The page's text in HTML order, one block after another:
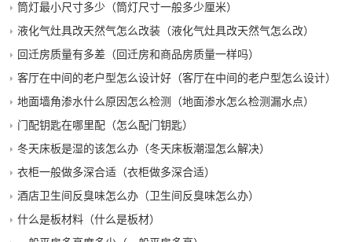
筒灯最小尺寸多少（筒灯尺寸一般多少厘米）
液化气灶具改天然气怎么改装（液化气灶具改天然气怎么改）
回迁房质量有多差（回迁房和商品房质量一样吗）
客厅在中间的老户型怎么设计好（客厅在中间的老户型怎么设计）
地面墙角渗水什么原因怎么检测（地面渗水怎么检测漏水点）
门配钥匙在哪里配（怎么配门钥匙）
冬天床板是湿的该怎么办（冬天床板潮湿怎么解决）
衣柜一般做多深合适（衣柜做多深合适）
酒店卫生间反臭味怎么办（卫生间反臭味怎么办）
什么是板材料（什么是板材）